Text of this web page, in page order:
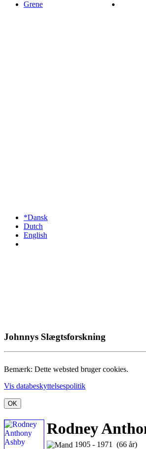
Grene
*Dansk
Dutch
English
Johnnys Slægtsforskning
Bemærk: Dette websted bruger cookies.
Vis databeskyttelsespolitik
OK
Rodney
1905 - 1971 (66 år)